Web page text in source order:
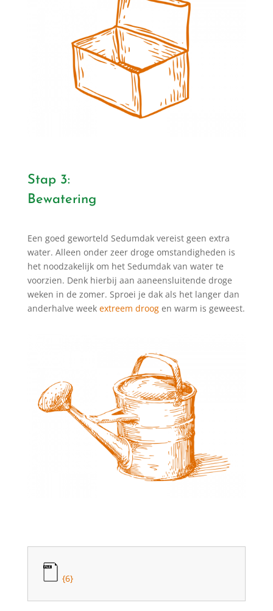
Stap 3:
Bewatering
Een goed geworteld Sedumdak vereist geen extra
water. Alleen onder zeer droge omstandigheden is
het noodzakelijk om het Sedumdak van water te
voorzien. Denk hierbij aan aaneensluitende droge
weken in de zomer. Sproei je dak als het langer dan
anderhalve week extreem droogen warm is geweest.
{6}